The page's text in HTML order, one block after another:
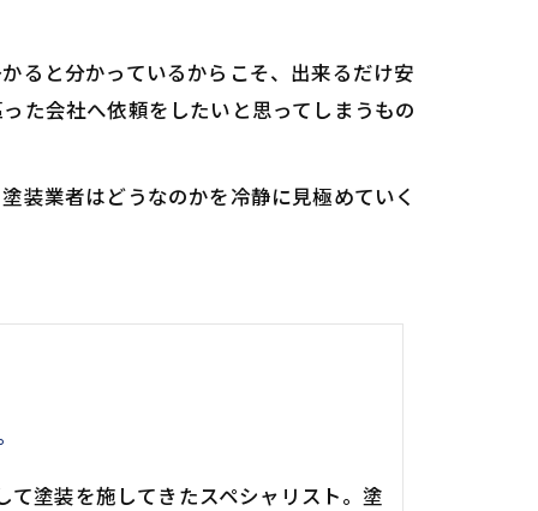
ると分かっているからこそ、出来るだけ安
た会社へ依頼をしたいと思ってしまうもの
装業者はどうなのかを冷静に見極めていく
塗装を施してきたスペシャリスト。塗